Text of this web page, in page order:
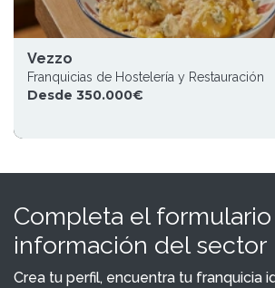
Vezzo
Franquicias de Hostelería y Restauración
Desde 350.000€
Completa el
información del sector
Crea tu perfil, encuentra tu franquicia